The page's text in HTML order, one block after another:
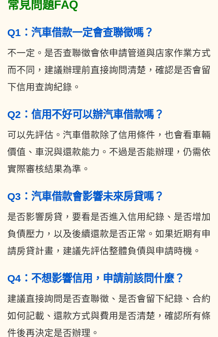
常見問題FAQ
Q1：汽車借款一定會查聯徵嗎？
不一定。是否查聯徵會依申請管道與店家作業方式
而不同，建議辦理前直接詢問清楚，確認是否會留
下信用查詢紀錄。
Q2：信用不好可以辦汽車借款嗎？
可以先評估。汽車借款除了信用條件，也會看車輛
價值、車況與還款能力。不過是否能辦理，仍需依
實際審核結果為準。
Q3：汽車借款會影響未來房貸嗎？
是否影響房貸，要看是否進入信用紀錄、是否增加
負債壓力，以及後續還款是否正常。如果近期有申
請房貸計畫，建議先評估整體負債與申請時機。
Q4：不想影響信用，申請前該問什麼？
建議直接詢問是否查聯徵、是否會留下紀錄、合約
如何記載、還款方式與費用是否清楚，確認所有條
件後再決定是否辦理。